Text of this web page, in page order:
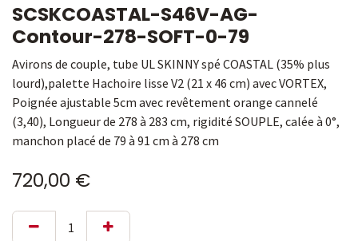
SCSKCOASTAL-S46V-AG-
Contour-278-SOFT-0-79
Avirons de couple, tube UL SKINNY spé COASTAL (35% plus
lourd),palette Hachoire lisse V2 (21 x 46 cm) avec VORTEX,
Poignée ajustable 5cm avec revêtement orange cannelé
(3,40), Longueur de 278 à 283 cm, rigidité SOUPLE, calée à 0°,
manchon placé de 79 à 91 cm à 278 cm
720,00 €